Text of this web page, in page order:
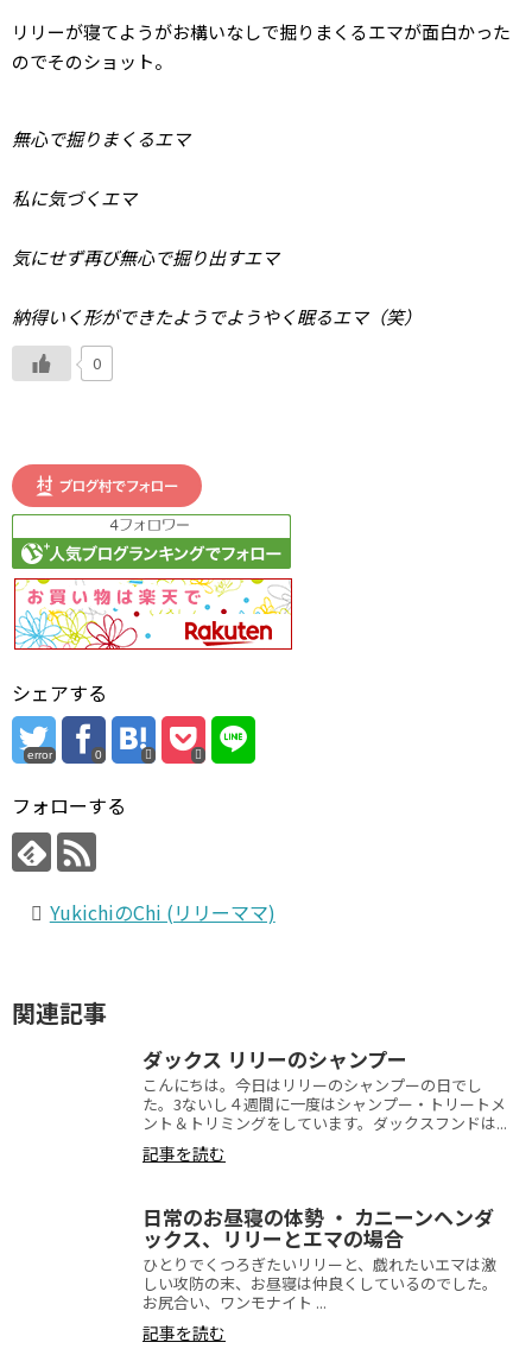
リリーが寝てようがお構いなしで掘りまくるエマが面白かった
のでそのショット。
無心で掘りまくるエマ
私に気づくエマ
気にせず再び無心で掘り出すエマ
納得いく形ができたようでようやく眠るエマ（笑）
0
シェアする
error 0
フォローする
YukichiのChi (リリーママ)
関連記事
ダックス リリーのシャンプー
こんにちは。今日はリリーのシャンプーの日でし
た。3ないし４週間に一度はシャンプー・トリートメ
ント＆トリミングをしています。ダックスフンドは...
記事を読む
日常のお昼寝の体勢 ・ カニーンヘンダ
ックス、リリーとエマの場合
ひとりでくつろぎたいリリーと、戯れたいエマは激
しい攻防の末、お昼寝は仲良くしているのでした。
お尻合い、ワンモナイト ...
記事を読む